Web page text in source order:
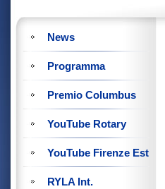
News
Programma
Premio Columbus
YouTube Rotary
YouTube Firenze Est
RYLA Int.